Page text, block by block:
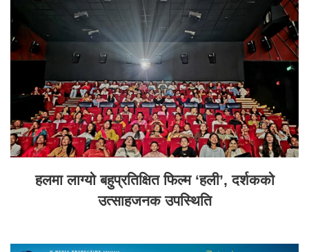
हलमा लाग्यो बहुप्रतिक्षित फिल्म ‘हली’, दर्शकको
उत्साहजनक उपस्थिति